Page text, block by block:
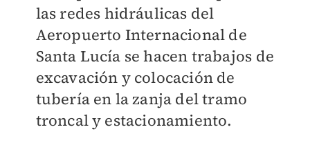
las redes hidráulicas del
Aeropuerto Internacional de
Santa Lucía se hacen trabajos de
excavación y colocación de
tubería en la zanja del tramo
troncal y estacionamiento.